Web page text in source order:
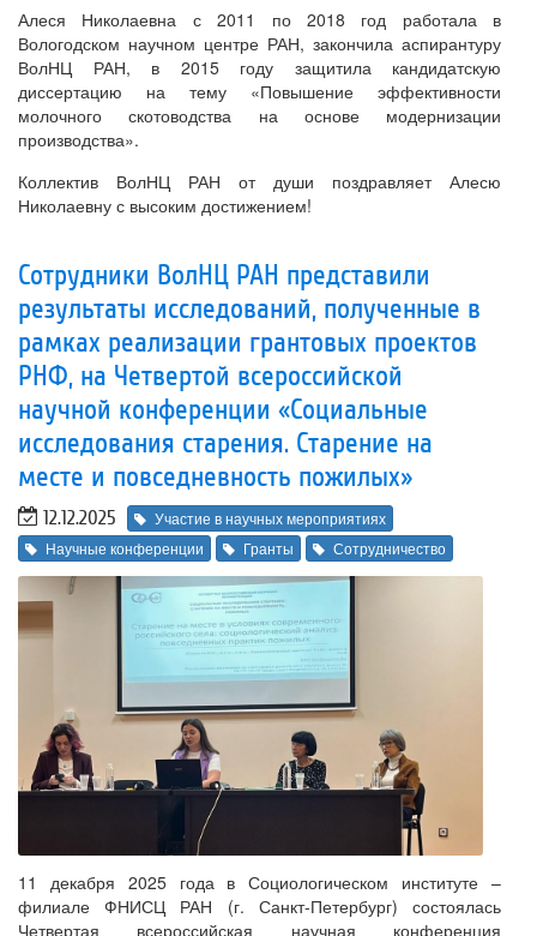
Алеся Николаевна с 2011 по 2018 год работала в
Вологодском научном центре РАН, закончила аспирантуру
ВолНЦ РАН, в 2015 году защитила кандидатскую
диссертацию на тему «Повышение эффективности
молочного скотоводства на основе модернизации
производства».
Коллектив ВолНЦ РАН от души поздравляет Алесю
Николаевну с высоким достижением!
Сотрудники ВолНЦ РАН представили
результаты исследований, полученные в
рамках реализации грантовых проектов
РНФ, на Четвертой всероссийской
научной конференции «Социальные
исследования старения. Старение на
месте и повседневность пожилых»
12.12.2025
Участие в научных мероприятиях
Научные конференции
Гранты Сотрудничество
11 декабря 2025 года в Социологическом институте –
филиале ФНИСЦ РАН (г. Санкт-Петербург) состоялась
Четвертая всероссийская научная конференция